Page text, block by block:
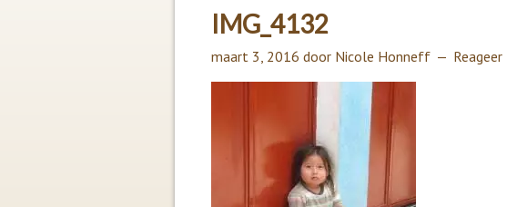
IMG_4132
maart 3, 2016 door Nicole Honneff Reageer